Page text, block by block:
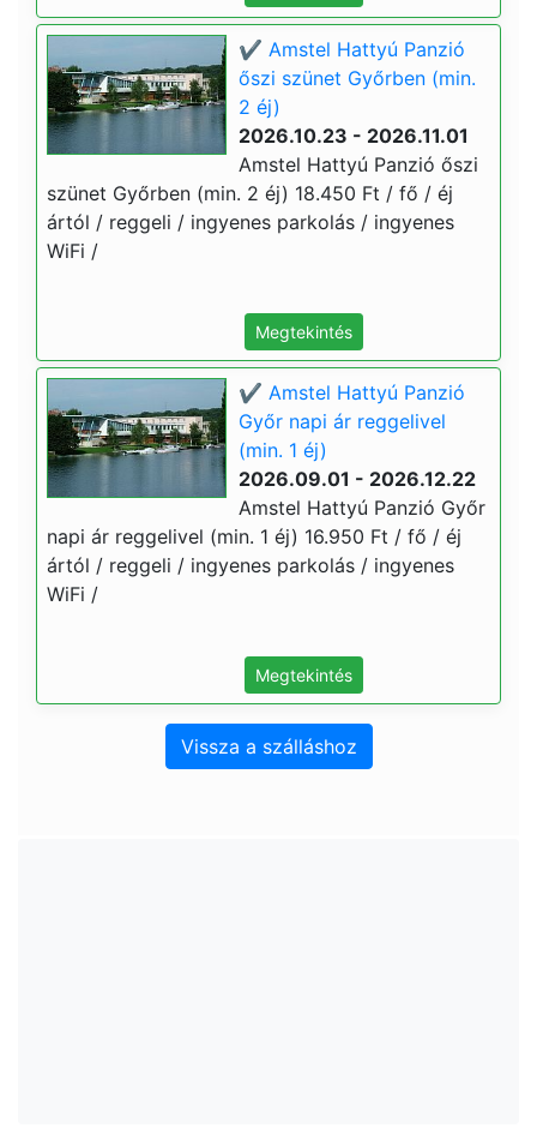
✔️ Amstel Hattyú Panzió
őszi szünet Győrben (min.
2 éj)
2026.10.23 - 2026.11.01
Amstel Hattyú Panzió őszi
szünet Győrben (min. 2 éj) 18.450 Ft / fő / éj
ártól / reggeli / ingyenes parkolás / ingyenes
WiFi /
Megtekintés
✔️ Amstel Hattyú Panzió
Győr napi ár reggelivel
(min. 1 éj)
2026.09.01 - 2026.12.22
Amstel Hattyú Panzió Győr
napi ár reggelivel (min. 1 éj) 16.950 Ft / fő / éj
ártól / reggeli / ingyenes parkolás / ingyenes
WiFi /
Megtekintés
Vissza a szálláshoz